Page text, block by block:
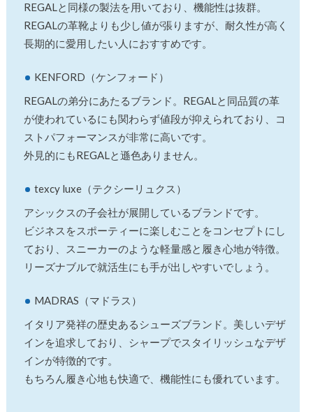
REGALと同様の製法を用いており、機能性は抜群。
REGALの革靴よりも少し値が張りますが、耐久性が高く
長期的に愛用したい人におすすめです。
KENFORD（ケンフォード）
REGALの弟分にあたるブランド。REGALと同品質の革
が使われているにも関わらず値段が抑えられており、コ
ストパフォーマンスが非常に高いです。
外見的にもREGALと遜色ありません。
texcy luxe（テクシーリュクス）
アシックスの子会社が展開しているブランドです。
ビジネスをスポーティーに楽しむことをコンセプトにし
ており、スニーカーのような軽量感と履き心地が特徴。
リーズナブルで就活生にも手が出しやすいでしょう。
MADRAS（マドラス）
イタリア発祥の歴史あるシューズブランド。美しいデザ
インを追求しており、シャープでスタイリッシュなデザ
インが特徴的です。
もちろん履き心地も快適で、機能性にも優れています。